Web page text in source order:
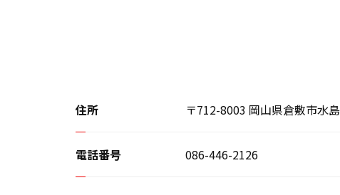
住所 〒712-8003 岡山県倉敷市水
電話番号 086-446-2126